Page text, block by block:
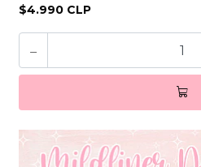
$4.990 CLP
-